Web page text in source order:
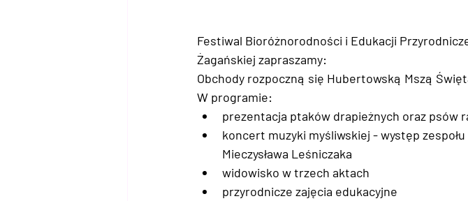
Festiwal Bioróżnorodności i Edukacji
Żagańskiej zapraszamy:
Obchody rozpoczną się Hubertowską Mszą
W programie:
prezentacja ptaków drapieżnych oraz psów
koncert muzyki myśliwskiej - występ
Mieczysława Leśniczaka
widowisko w trzech aktach
przyrodnicze zajęcia edukacyjne